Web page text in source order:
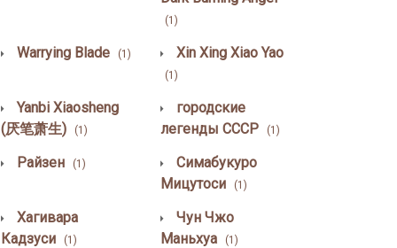
(1)
Warrying Blade (1) Xin Xing Xiao Yao
(1)
Yanbi Xiaosheng
(厌笔萧生)
(1)
городские
легенды СССР
(1)
Райзен (1)
Симабукуро
Мицутоси
(1)
Хагивара
Кадзуси
(1)
Чун Чжо
Маньхуа
(1)